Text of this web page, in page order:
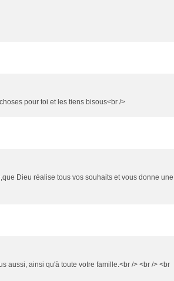
pour toi et les tiens bisous<br />
Dieu réalise tous vos souhaits et vous donne une
aussi, ainsi qu'à toute votre famille.<br /> <br /> <br